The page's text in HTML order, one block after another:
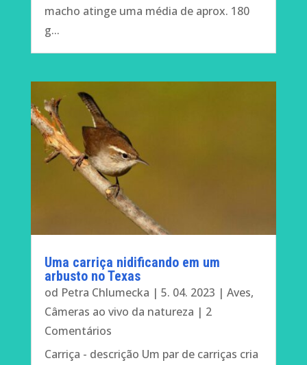
macho atinge uma média de aprox. 180
g...
Uma carriça nidificando em um
arbusto no Texas
od Petra Chlumecka | 5. 04. 2023 | Aves,
Câmeras ao vivo da natureza | 2
Comentários
Carriça - descrição Um par de carriças cria